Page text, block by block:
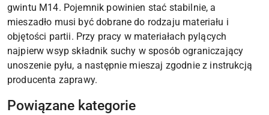
gwintu M14. Pojemnik powinien stać stabilnie, a
mieszadło musi być dobrane do rodzaju materiału i
objętości partii. Przy pracy w materiałach pylących
najpierw wsyp składnik suchy w sposób ograniczający
unoszenie pyłu, a następnie mieszaj zgodnie z instrukcją
producenta zaprawy.
Powiązane kategorie